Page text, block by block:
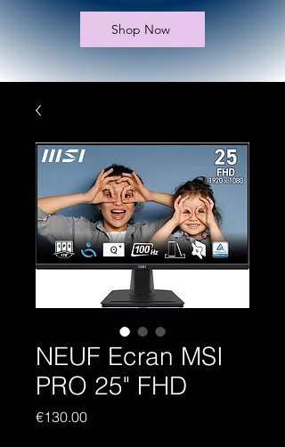
Shop Now
NEUF Ecran MSI
PRO 25" FHD
€130.00Price